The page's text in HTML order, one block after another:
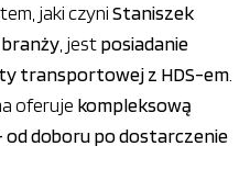
jaki czyniStaniszek
, jestposiadanie
transportowej z HDS-em.
oferuje kompleksową
od doboru po dostarczenie